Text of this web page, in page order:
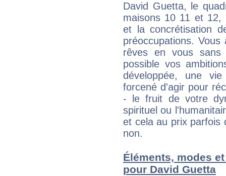
David Guetta, le
maisons 10 11 et 12,
et la concrétisation
préoccupations.
rêves en vous sans
possible vos
développée, une
forcené d'agir pour
- le fruit de votre
spirituel ou
et cela au prix parfois
non.
Éléments, modes
pour David Guetta